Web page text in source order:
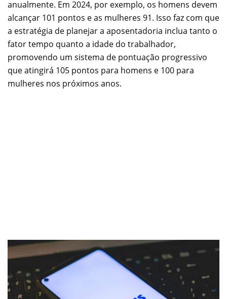
anualmente. Em 2024, por exemplo, os homens devem
alcançar 101 pontos e as mulheres 91. Isso faz com que
a estratégia de planejar a aposentadoria inclua tanto o
fator tempo quanto a idade do trabalhador,
promovendo um sistema de pontuação progressivo
que atingirá 105 pontos para homens e 100 para
mulheres nos próximos anos.